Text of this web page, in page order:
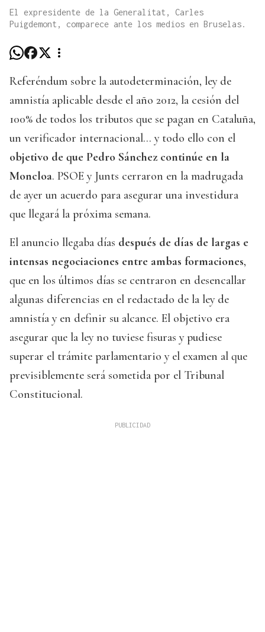
El expresidente de la Generalitat, Carles
Puigdemont, comparece ante los medios en Bruselas.
Referéndum sobre la autodeterminación, ley de
amnistía aplicable desde el año 2012, la cesión del
100% de todos los tributos que se pagan en Cataluña,
un verificador internacional... y todo ello con el
objetivo de que Pedro Sánchez continúe en la
Moncloa. PSOE y Junts cerraron en la madrugada
de ayer un acuerdo para asegurar una investidura
que llegará la próxima semana.
El anuncio llegaba días después de días de largas e
intensas negociaciones entre ambas formaciones,
que en los últimos días se centraron en desencallar
algunas diferencias en el redactado de la ley de
amnistía y en definir su alcance. El objetivo era
asegurar que la ley no tuviese fisuras y pudiese
superar el trámite parlamentario y el examen al que
previsiblemente será sometida por el Tribunal
Constitucional.